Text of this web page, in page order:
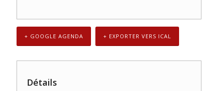
+ GOOGLE AGENDA + EXPORTER VERS ICAL
Détails